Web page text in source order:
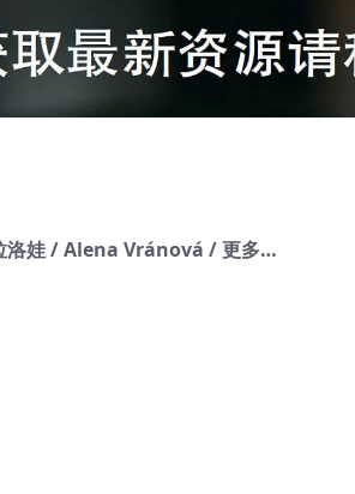
洛娃 / Alena Vránová / 更多…